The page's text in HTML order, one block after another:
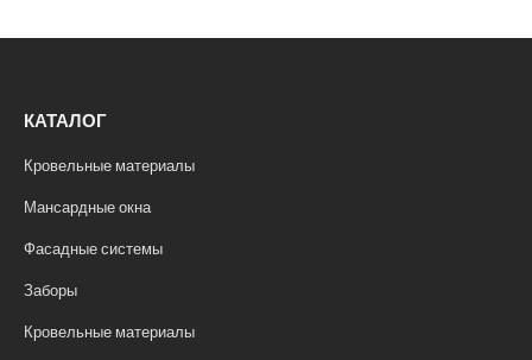
КАТАЛОГ
Кровельные материалы
Мансардные окна
Фасадные системы
Заборы
Кровельные материалы